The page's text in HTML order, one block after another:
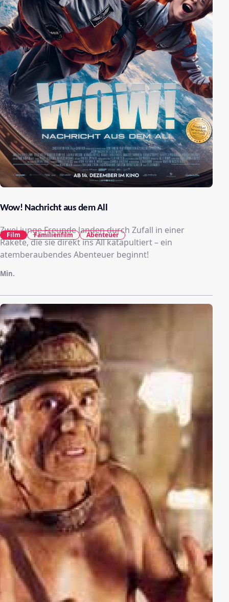
Wow! Nachricht aus dem All
Zwei junge Freunde landen durch Zufall in einer
Rakete, die sie direkt ins All katapultiert – ein
atemberaubendes Abenteuer beginnt!
Min.
Film Familienfilm Abenteuer